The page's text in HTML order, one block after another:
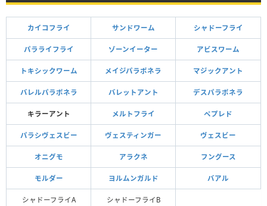
カイコフライ サンドワーム シャドーフライ
パラライフライ ゾーンイーター アビスワーム
トキシックワーム メイジパラポネラ マジックアント
バレルパラポネラ バレットアント デスパラポネラ
キラーアント メルトフライ ペプレド
パラシヴェスビー ヴェスティンガー ヴェスビー
オニグモ アラクネ フングース
モルダー ヨルムンガルド バアル
シャドーフライA シャドーフライB